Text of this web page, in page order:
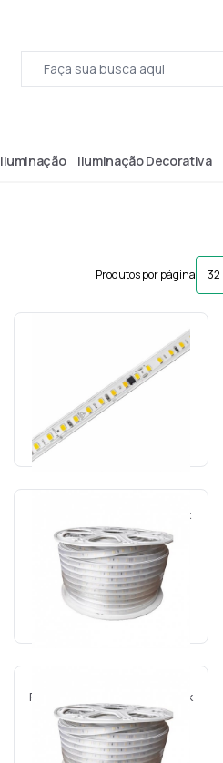
Iluminação Iluminação Decorativa
Produtos por página
Fita 10w p/m 127v ip65 4000k
120led/m 10mm-Astraled
Cód.: 20601
SOLICITE O ORÇAMENTO
Fita 14,4w p/m 127v ip65 4000k
60led/m fosca 13mm-Gaya
Cód.: 11345
SOLICITE O ORÇAMENTO
Fita 14,4w p/m 220v ip65 4000k
60led/m fosca 13mm-Gaya
Cód.: 13219